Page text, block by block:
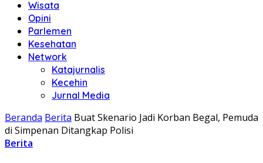
Wisata
Opini
Parlemen
Kesehatan
Network
Katajurnalis
Kecehin
Jurnal Media
Beranda Berita Buat Skenario Jadi Korban Begal, Pemuda
di Simpenan Ditangkap Polisi
Berita